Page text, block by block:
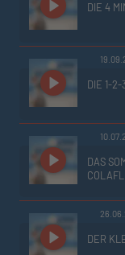
DIE 4
DIE 1-
DAS
DER